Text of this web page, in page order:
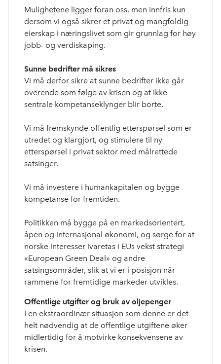
Mulighetene ligger foran oss, men innfris kun
dersom vi også sikrer et privat og mangfoldig
eierskap i næringslivet som gir grunnlag for høy
jobb- og verdiskaping.
Sunne bedrifter må sikres
Vi må derfor sikre at sunne bedrifter ikke går
overende som følge av krisen og at ikke
sentrale kompetanseklynger blir borte.
Vi må fremskynde offentlig etterspørsel som er
utredet og klargjort, og stimulere til ny
etterspørsel i privat sektor med målrettede
satsinger.
Vi må investere i humankapitalen og bygge
kompetanse for fremtiden.
Politikken må bygge på en markedsorientert,
åpen og internasjonal økonomi, og sørge for at
norske interesser ivaretas i EUs vekst strategi
«European Green Deal» og andre
satsingsområder, slik at vi er i posisjon når
rammene for fremtidige markeder utvikles.
Offentlige utgifter og bruk av oljepenger
I en ekstraordinær situasjon som denne er det
helt nødvendig at de offentlige utgiftene øker
midlertidig for å motvirke konsekvensene av
krisen.